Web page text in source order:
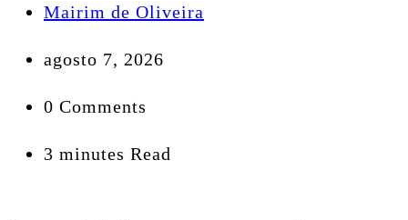
Mairim de Oliveira
agosto 7, 2026
0 Comments
3 minutes Read